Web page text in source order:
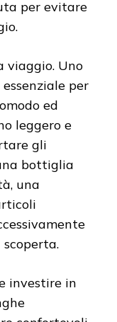
per evitare
viaggio. Uno
per
ed
leggero e
gli
bottiglia
una
investire in